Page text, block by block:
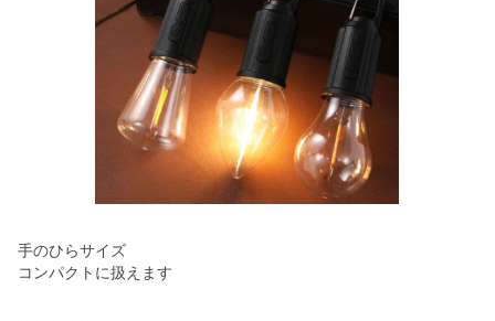
手のひらサイズ
コンパクトに扱えます